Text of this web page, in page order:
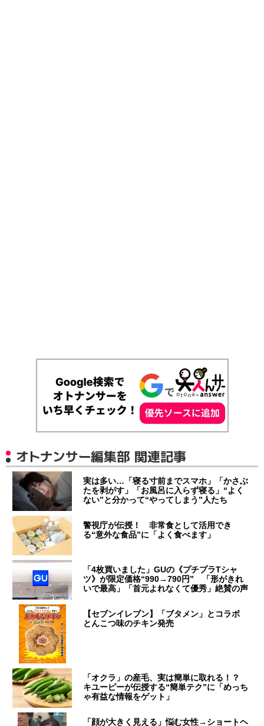
オトナンサー編集部 関連記事
実は多い…「寝る寸前までスマホ」「かさぶ
たを剥がす」「お風呂に入らず寝る」“よく
ない”と分かって“やってしまう”人たち
警視庁が伝授！ 非常食として活用でき
る“意外な食品”に「よく食べます」
「4枚買いました」GUの《プチプラTシャ
ツ》が限定価格“990→790円” 「形がきれ
いで最高」「首元よれなくて優秀」絶賛の声
【セブンイレブン】「ブタメン」とコラボ
とんこつ味のチキン発売
「オクラ」の産毛、実は簡単に取れる！？
キユーピーが伝授する“簡単テク”に「めっち
ゃ有益な情報をゲット」
「顔が大きく見える」悩む女性→ショートヘ